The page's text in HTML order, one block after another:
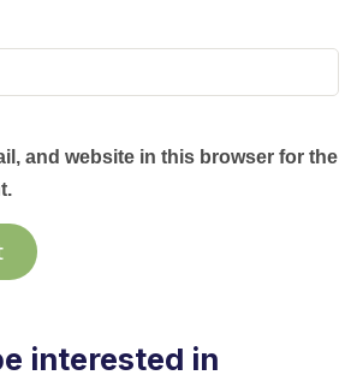
and website in this browser for the
interested in